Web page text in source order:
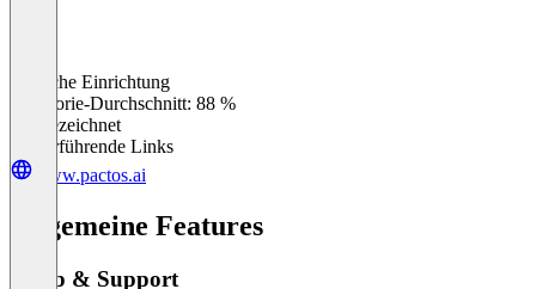
Einfache Einrichtung
Kategorie-Durchschnitt: 88 %
Ausgezeichnet
Weiterführende Links
www.pactos.ai
Allgemeine Features
Setup & Support